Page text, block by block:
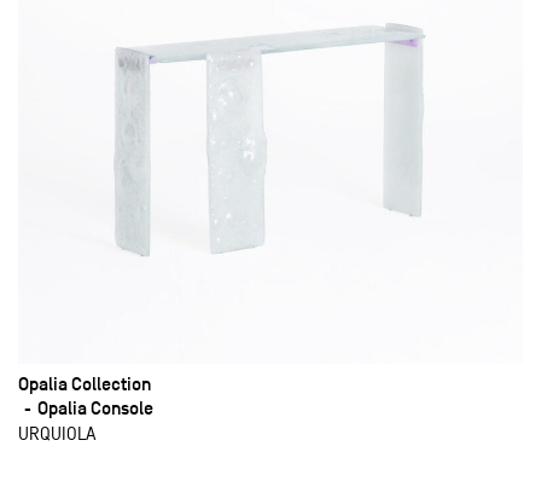
Opalia Collection
Opalia Console
URQUIOLA